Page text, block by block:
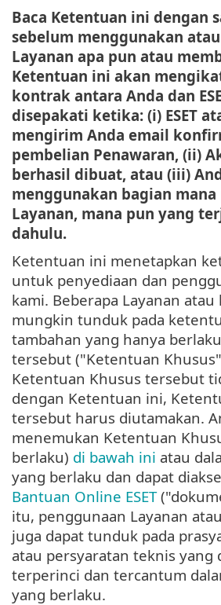
Baca Ketentuan ini dengan
sebelum menggunakan
Layanan apa pun atau
Ketentuan ini akan
kontrak antara Anda dan
disepakati ketika: (i) ESET
mengirim Anda email
pembelian Penawaran, (ii)
berhasil dibuat, atau (iii)
menggunakan bagian
Layanan, mana pun yang
dahulu.
Ketentuan ini menetapkan
untuk penyediaan dan
kami. Beberapa Layanan
mungkin tunduk pada
tambahan yang hanya
tersebut ("Ketentuan
Ketentuan Khusus tersebut
dengan Ketentuan ini,
tersebut harus diutamakan.
menemukan Ketentuan
berlaku) di bawah ini atau
yang berlaku dan dapat
Bantuan Online ESET
itu, penggunaan Layanan
juga dapat tunduk pada
atau persyaratan teknis yang
terperinci dan tercantum
yang berlaku.